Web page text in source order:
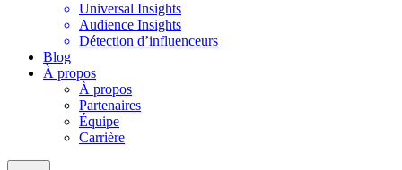
Universal Insights
Audience Insights
Détection d’influenceurs
Blog
À propos
À propos
Partenaires
Équipe
Carrière